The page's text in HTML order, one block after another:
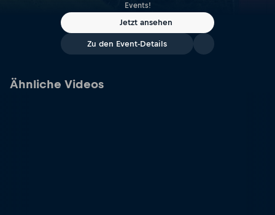
Events!
Jetzt ansehen
Zu den Event-Details
Ähnliche Videos